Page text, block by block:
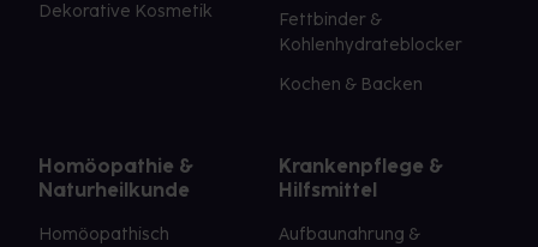
Dekorative Kosmetik
Fettbinder &
Kohlenhydrateblocker
Kochen & Backen
Homöopathie &
Naturheilkunde
Homöopathisch
Krankenpflege &
Hilfsmittel
Aufbaunahrung &